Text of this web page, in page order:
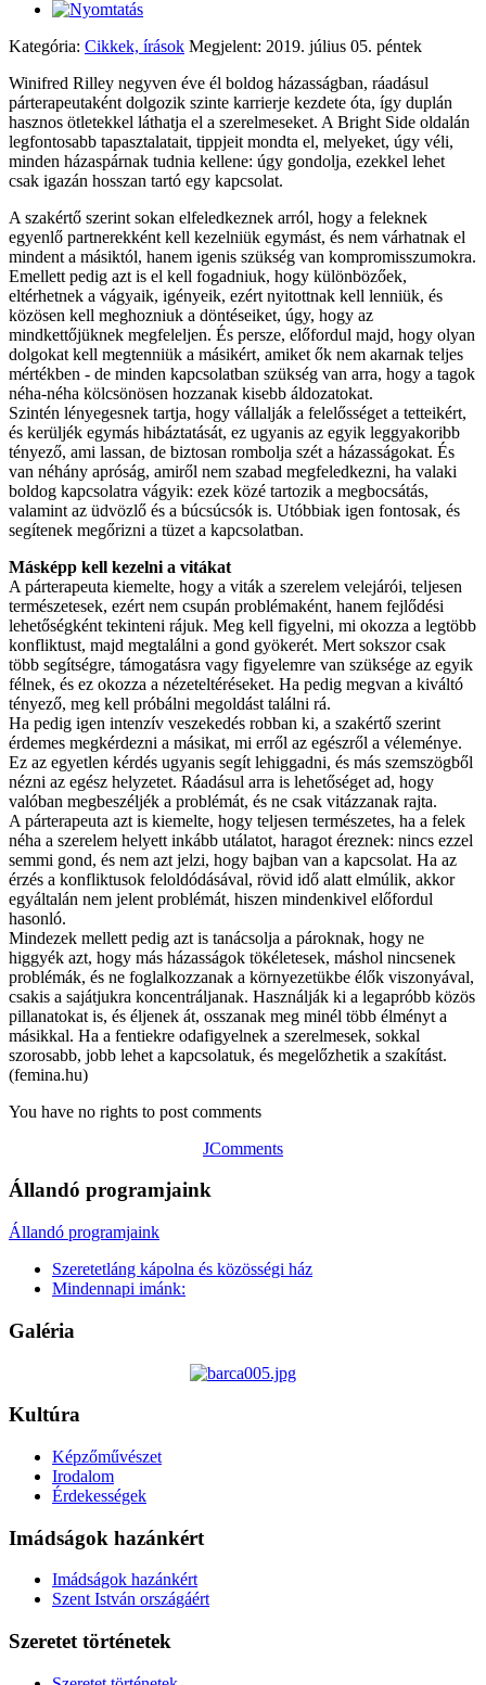
Kategória: Cikkek, írások Megjelent: 2019. július 05. péntek
Winifred Rilley negyven éve él boldog házasságban, ráadásul
párterapeutaként dolgozik szinte karrierje kezdete óta, így duplán
hasznos ötletekkel láthatja el a szerelmeseket. A Bright Side oldalán
legfontosabb tapasztalatait, tippjeit mondta el, melyeket, úgy véli,
minden házaspárnak tudnia kellene: úgy gondolja, ezekkel lehet
csak igazán hosszan tartó egy kapcsolat.
A szakértő szerint sokan elfeledkeznek arról, hogy a feleknek
egyenlő partnerekként kell kezelniük egymást, és nem várhatnak el
mindent a másiktól, hanem igenis szükség van kompromisszumokra.
Emellett pedig azt is el kell fogadniuk, hogy különbözőek,
eltérhetnek a vágyaik, igényeik, ezért nyitottnak kell lenniük, és
közösen kell meghozniuk a döntéseiket, úgy, hogy az
mindkettőjüknek megfeleljen. És persze, előfordul majd, hogy olyan
dolgokat kell megtenniük a másikért, amiket ők nem akarnak teljes
mértékben - de minden kapcsolatban szükség van arra, hogy a tagok
néha-néha kölcsönösen hozzanak kisebb áldozatokat.
Szintén lényegesnek tartja, hogy vállalják a felelősséget a tetteikért,
és kerüljék egymás hibáztatását, ez ugyanis az egyik leggyakoribb
tényező, ami lassan, de biztosan rombolja szét a házasságokat. És
van néhány apróság, amiről nem szabad megfeledkezni, ha valaki
boldog kapcsolatra vágyik: ezek közé tartozik a megbocsátás,
valamint az üdvözlő és a búcsúcsók is. Utóbbiak igen fontosak, és
segítenek megőrizni a tüzet a kapcsolatban.
Másképp kell kezelni a vitákat
A párterapeuta kiemelte, hogy a viták a szerelem velejárói, teljesen
természetesek, ezért nem csupán problémaként, hanem fejlődési
lehetőségként tekinteni rájuk. Meg kell figyelni, mi okozza a legtöbb
konfliktust, majd megtalálni a gond gyökerét. Mert sokszor csak
több segítségre, támogatásra vagy figyelemre van szüksége az egyik
félnek, és ez okozza a nézeteltéréseket. Ha pedig megvan a kiváltó
tényező, meg kell próbálni megoldást találni rá.
Ha pedig igen intenzív veszekedés robban ki, a szakértő szerint
érdemes megkérdezni a másikat, mi erről az egészről a véleménye.
Ez az egyetlen kérdés ugyanis segít lehiggadni, és más szemszögből
nézni az egész helyzetet. Ráadásul arra is lehetőséget ad, hogy
valóban megbeszéljék a problémát, és ne csak vitázzanak rajta.
A párterapeuta azt is kiemelte, hogy teljesen természetes, ha a felek
néha a szerelem helyett inkább utálatot, haragot éreznek: nincs ezzel
semmi gond, és nem azt jelzi, hogy bajban van a kapcsolat. Ha az
érzés a konfliktusok feloldódásával, rövid idő alatt elmúlik, akkor
egyáltalán nem jelent problémát, hiszen mindenkivel előfordul
hasonló.
Mindezek mellett pedig azt is tanácsolja a pároknak, hogy ne
higgyék azt, hogy más házasságok tökéletesek, máshol nincsenek
problémák, és ne foglalkozzanak a környezetükbe élők viszonyával,
csakis a sajátjukra koncentráljanak. Használják ki a legapróbb közös
pillanatokat is, és éljenek át, osszanak meg minél több élményt a
másikkal. Ha a fentiekre odafigyelnek a szerelmesek, sokkal
szorosabb, jobb lehet a kapcsolatuk, és megelőzhetik a szakítást.
(femina.hu)
You have no rights to post comments
JComments
Állandó programjaink
Állandó programjaink
Szeretetláng kápolna és közösségi ház
Mindennapi imánk:
Galéria
Kultúra
Képzőművészet
Irodalom
Érdekességek
Imádságok hazánkért
Imádságok hazánkért
Szent István országáért
Szeretet történetek